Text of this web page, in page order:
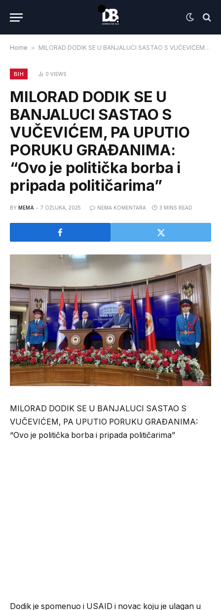
Home » MILORAD DODIK SE U BANJALUCI SASTAO S VUČEVIĆEM, PA UPUTIO PORUKU GRAĐANIMA: “Ovo je politička borba i pripada političarima”
BIH 0 VIEWS
MILORAD DODIK SE U
BANJALUCI SASTAO S
VUČEVIĆEM, PA UPUTIO
PORUKU GRAĐANIMA:
“Ovo je politička borba i
pripada političarima”
BY MEMA 7 OŽUJKA, 2025 NEMA KOMENTARA 3 MINS READ
MILORAD DODIK SE U BANJALUCI SASTAO S
VUČEVIĆEM, PA UPUTIO PORUKU GRAĐANIMA:
“Ovo je politička borba i pripada političarima”
Dodik je spomenuo i USAID i novac koju je ulagan u